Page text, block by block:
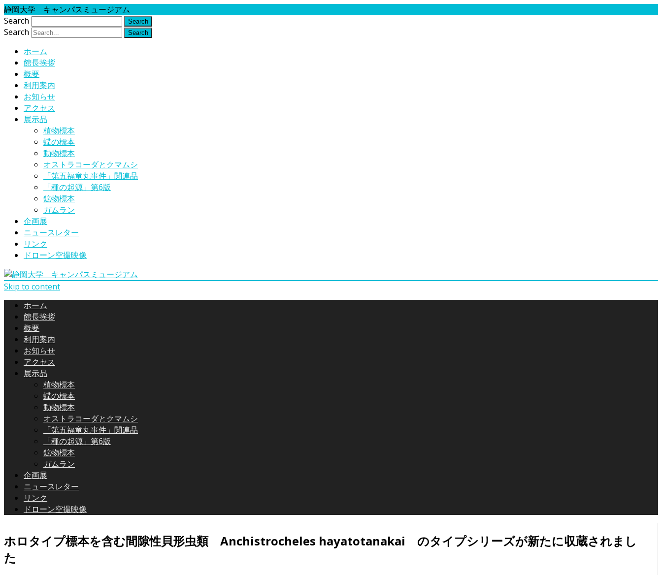
静岡大学 キャンパスミュージアム
Search
Search
ホーム
館長挨拶
概要
利用案内
お知らせ
アクセス
展示品
植物標本
蝶の標本
動物標本
オストラコーダとクマムシ
「第五福竜丸事件」関連品
「種の起源」第6版
鉱物標本
ガムラン
企画展
ニュースレター
リンク
ドローン空撮映像
Skip to content
ホーム
館長挨拶
概要
利用案内
お知らせ
アクセス
展示品
植物標本
蝶の標本
動物標本
オストラコーダとクマムシ
「第五福竜丸事件」関連品
「種の起源」第6版
鉱物標本
ガムラン
企画展
ニュースレター
リンク
ドローン空撮映像
ホロタイプ標本を含む間隙性貝形虫類 Anchistrocheles hayatotanakai のタイプシリーズが新たに収蔵されまし
た